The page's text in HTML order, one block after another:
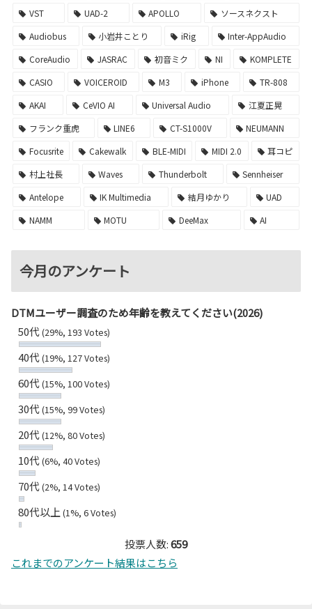
VST
UAD-2 APOLLO
ソースネクスト
Audiobus
小岩井ことり iRig
Inter-AppAudio
CoreAudio
JASRAC 初音ミク NI
KOMPLETE
CASIO
VOICEROID M3 iPhone
TR-808
AKAI
CeVIO AI Universal Audio
江夏正晃
フランク重虎
LINE6 CT-S1000V
NEUMANN
Focusrite
Cakewalk BLE-MIDI MIDI 2.0
耳コピ
村上社長
Waves Thunderbolt
Sennheiser
Antelope
IK Multimedia 結月ゆかり
UAD
NAMM
MOTU DeeMax AI
今月のアンケート
DTMユーザー調査のため年齢を教えてください(2026)
50代(29%, 193 Votes)
40代(19%, 127 Votes)
60代(15%, 100 Votes)
30代(15%, 99 Votes)
20代(12%, 80 Votes)
10代(6%, 40 Votes)
70代(2%, 14 Votes)
80代以上 (1%, 6 Votes)
投票人数:659
これまでのアンケート結果はこちら